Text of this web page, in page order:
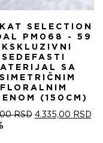
SELECTION
PM068 - 59
SEDEFASTI
SA
FLORALNIM
(150CM)
RSD ОРИГИНАЛНА
4.335,00 RSD